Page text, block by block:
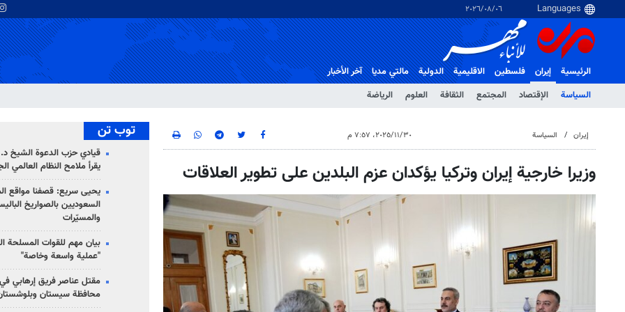
٠٦‏/٠٨‏/٢٠٢٦
الرئيسية
إيران
السياسة
الإقتصاد المجتمع الثقافة العلوم الرياضة
فلسطین الاقلیمیة الدولية مالتي مدیا آخر الأخبار
إيران السياسة ٣٠‏/١١‏/٢٠٢٥، ٧:٥٧ م
وزيرا خارجية إيران وتركيا يؤكدان عزم البلدين على تطوير العلاقات
توب تن
قيادي حزب الدعوة الشيخ
يقرأ ملامح النظام العالمي
يحيى سريع: قصفنا مواقع
السعوديين بالصواريخ
والمسيّرات
بيان مهم للقوات المسلحة
"عملية واسعة وخاصة"
مقتل عناصر فريق إرهابي
محافظة سيستان